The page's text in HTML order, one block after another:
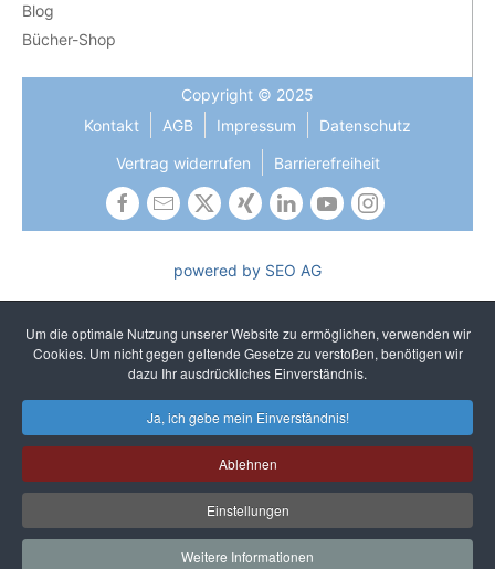
Um die optimale Nutzung unserer Website zu ermöglichen, verwenden wir
Cookies. Um nicht gegen geltende Gesetze zu verstoßen, benötigen wir
dazu Ihr ausdrückliches Einverständnis.
Ja, ich gebe mein Einverständnis!
Ablehnen
Einstellungen
Weitere Informationen
Blog
Bücher-Shop
Copyright © 2025
Kontakt
AGB Impressum
Datenschutz
Vertrag widerrufen
Barrierefreiheit
powered by SEO AG
gehört zu unseren gelebten Kernwerten. In Texten verzichten
wir auf sprachliches Gendern, um ein einheitliches und
unkompliziertes Lesen zu gewährleisten. Selbstverständlich